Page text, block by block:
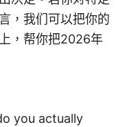
，我们可以把你的
，帮你把2026年
you actually